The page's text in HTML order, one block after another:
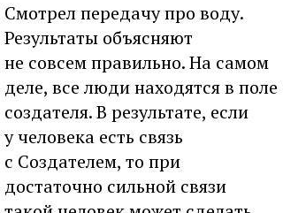
Смотрел передачу про воду.
Результаты объясняют
не совсем правильно. На самом
деле, все люди находятся в поле
создателя. В результате, если
у человека есть связь
с Создателем, то при
достаточно сильной связи